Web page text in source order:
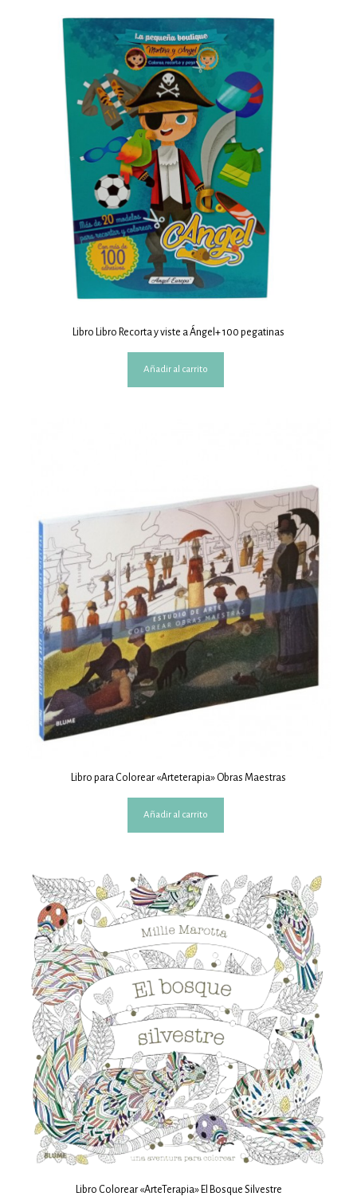
Libro Libro Recorta y viste a Ángel+ 100 pegatinas
Añadir al carrito
Libro para Colorear «Arteterapia» Obras Maestras
Añadir al carrito
Libro Colorear «ArteTerapia» El Bosque Silvestre